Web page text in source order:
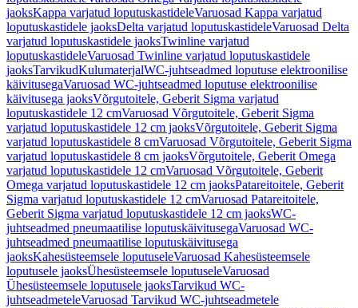
jaoksKappa varjatud loputuskastideleVaruosad Kappa varjatud
loputuskastidele jaoksDelta varjatud loputuskastideleVaruosad Delta
varjatud loputuskastidele jaoksTwinline varjatud
loputuskastideleVaruosad Twinline varjatud loputuskastidele
jaoksTarvikudKulumaterjalWC-juhtseadmed loputuse elektroonilise
käivitusegaVaruosad WC-juhtseadmed loputuse elektroonilise
käivitusega jaoksVõrgutoitele, Geberit Sigma varjatud
loputuskastidele 12 cmVaruosad Võrgutoitele, Geberit Sigma
varjatud loputuskastidele 12 cm jaoksVõrgutoitele, Geberit Sigma
varjatud loputuskastidele 8 cmVaruosad Võrgutoitele, Geberit Sigma
varjatud loputuskastidele 8 cm jaoksVõrgutoitele, Geberit Omega
varjatud loputuskastidele 12 cmVaruosad Võrgutoitele, Geberit
Omega varjatud loputuskastidele 12 cm jaoksPatareitoitele, Geberit
Sigma varjatud loputuskastidele 12 cmVaruosad Patareitoitele,
Geberit Sigma varjatud loputuskastidele 12 cm jaoksWC-
juhtseadmed pneumaatilise loputuskäivitusegaVaruosad WC-
juhtseadmed pneumaatilise loputuskäivitusega
jaoksKahesüsteemsele loputuseleVaruosad Kahesüsteemsele
loputusele jaoksÜhesüsteemsele loputuseleVaruosad
Ühesüsteemsele loputusele jaoksTarvikud WC-
juhtseadmeteleVaruosad Tarvikud WC-juhtseadmetele